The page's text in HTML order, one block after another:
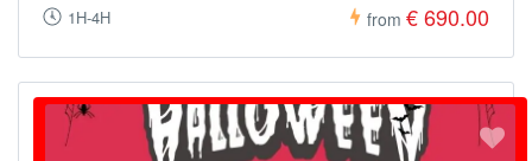
1H-4H from € 690.00